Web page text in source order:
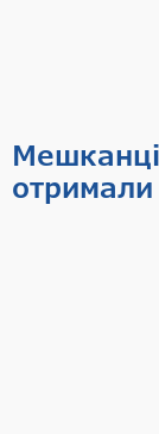
отримали